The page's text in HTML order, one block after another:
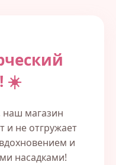
☀️
магазин
и не отгружает
и
насадками!